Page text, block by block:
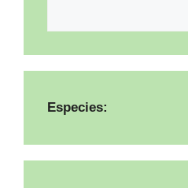
Especies: